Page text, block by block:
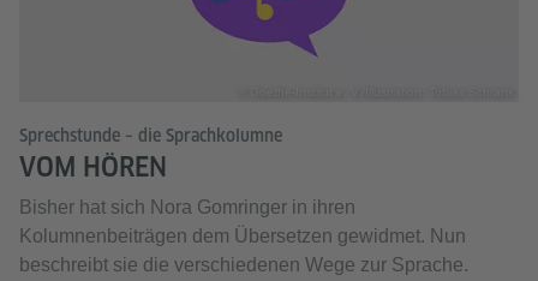
Sprechstunde – die Sprachkolumne
VOM HÖREN
Bisher hat sich Nora Gomringer in ihren
Kolumnenbeiträgen dem Übersetzen gewidmet. Nun
beschreibt sie die verschiedenen Wege zur Sprache.